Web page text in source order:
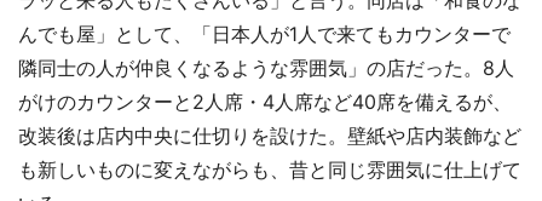
んでも屋」として、「日本人が1人で来てもカウンターで
隣同士の人が仲良くなるような雰囲気」の店だった。8人
がけのカウンターと2人席・4人席など40席を備えるが、
改装後は店内中央に仕切りを設けた。壁紙や店内装飾など
も新しいものに変えながらも、昔と同じ雰囲気に仕上げて